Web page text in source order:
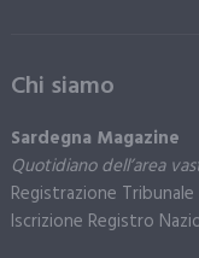
Chi siamo
Sardegna Magazine
Quotidiano dell’area
Registrazione Tribunale
Iscrizione Registro